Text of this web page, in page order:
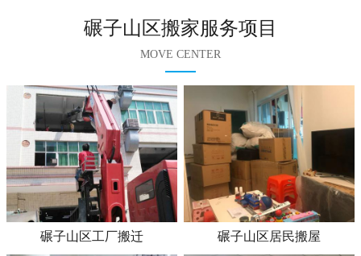
碾子山区搬家服务项目
MOVE CENTER
碾子山区工厂搬迁 碾子山区居民搬屋